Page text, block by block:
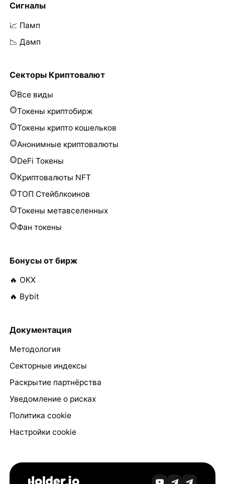
Сигналы
📈 Памп
📉 Дамп
Секторы Криптовалют
Все виды
Токены криптобирж
Токены крипто кошельков
Анонимные криптовалюты
DeFi Токены
Криптовалюты NFT
ТОП Стейблкоинов
Токены метавселенных
Фан токены
Бонусы от бирж
🔥 OKX
🔥 Bybit
Документация
Методология
Секторные индексы
Раскрытие партнёрства
Уведомление о рисках
Политика cookie
Настройки cookie